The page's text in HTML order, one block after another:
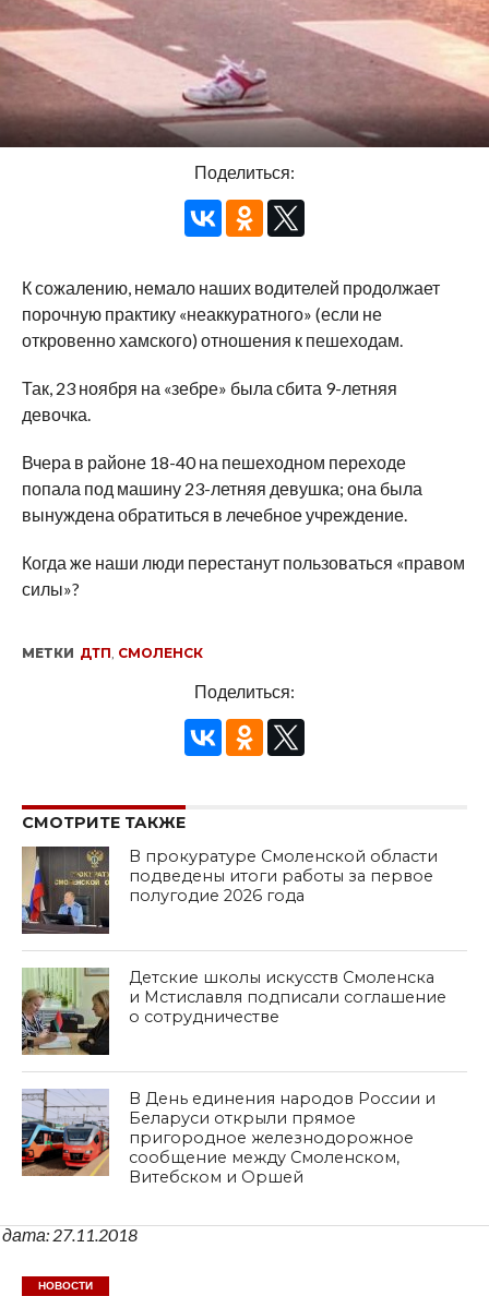
Поделиться:
К сожалению, немало наших водителей продолжает
порочную практику «неаккуратного» (если не
откровенно хамского) отношения к пешеходам.
Так, 23 ноября на «зебре» была сбита 9-летняя
девочка.
Вчера в районе 18-40 на пешеходном переходе
попала под машину 23-летняя девушка; она была
вынуждена обратиться в лечебное учреждение.
Когда же наши люди перестанут пользоваться «правом
силы»?
МЕТКИ ДТП, СМОЛЕНСК
Поделиться:
СМОТРИТЕ ТАКЖЕ
В прокуратуре Смоленской области
подведены итоги работы за первое
полугодие 2026 года
Детские школы искусств Смоленска
и Мстиславля подписали соглашение
о сотрудничестве
В День единения народов России и
Беларуси открыли прямое
пригородное железнодорожное
сообщение между Смоленском,
Витебском и Оршей
дата: 27.11.2018
НОВОСТИ